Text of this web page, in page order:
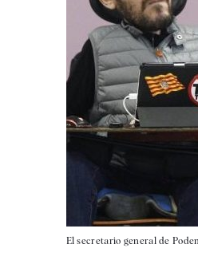
El secretario general de